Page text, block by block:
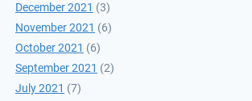
December 2021 (3)
November 2021 (6)
October 2021 (6)
September 2021 (2)
July 2021 (7)